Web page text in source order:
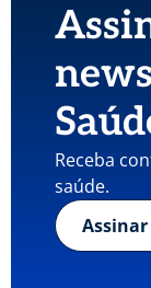
Receba
saúde.